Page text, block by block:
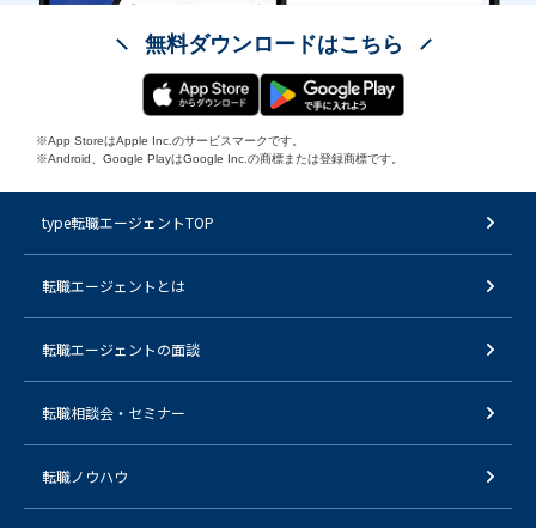
無料ダウンロードはこちら
※App StoreはApple Inc.のサービスマークです。
※Android、Google PlayはGoogle Inc.の商標または登録商標です。
type転職エージェントTOP
転職エージェントとは
転職エージェントの面談
転職相談会・セミナー
転職ノウハウ